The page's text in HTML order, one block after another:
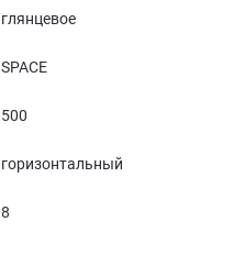
глянцевое
SPACE
500
горизонтальный
8